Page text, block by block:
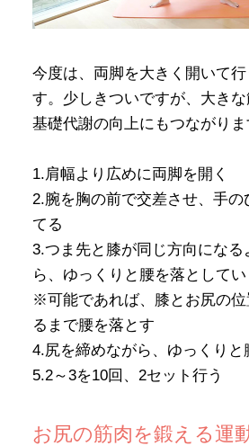
今度は、両脚を大きく開いて
す。少しきついですが、大き
基礎代謝の向上にもつながりま
1.肩幅より広めに両脚を開く
2.腕を胸の前で交差させ、手の
てる
3.つま先と膝が同じ方向にな
ら、ゆっくりと腰を落としてい
※可能であれば、膝とお尻の
るまで腰を落とす
4.尻を締めながら、ゆっくりと
5.2～3を10回、2セット行う
お尻の筋肉を鍛える運